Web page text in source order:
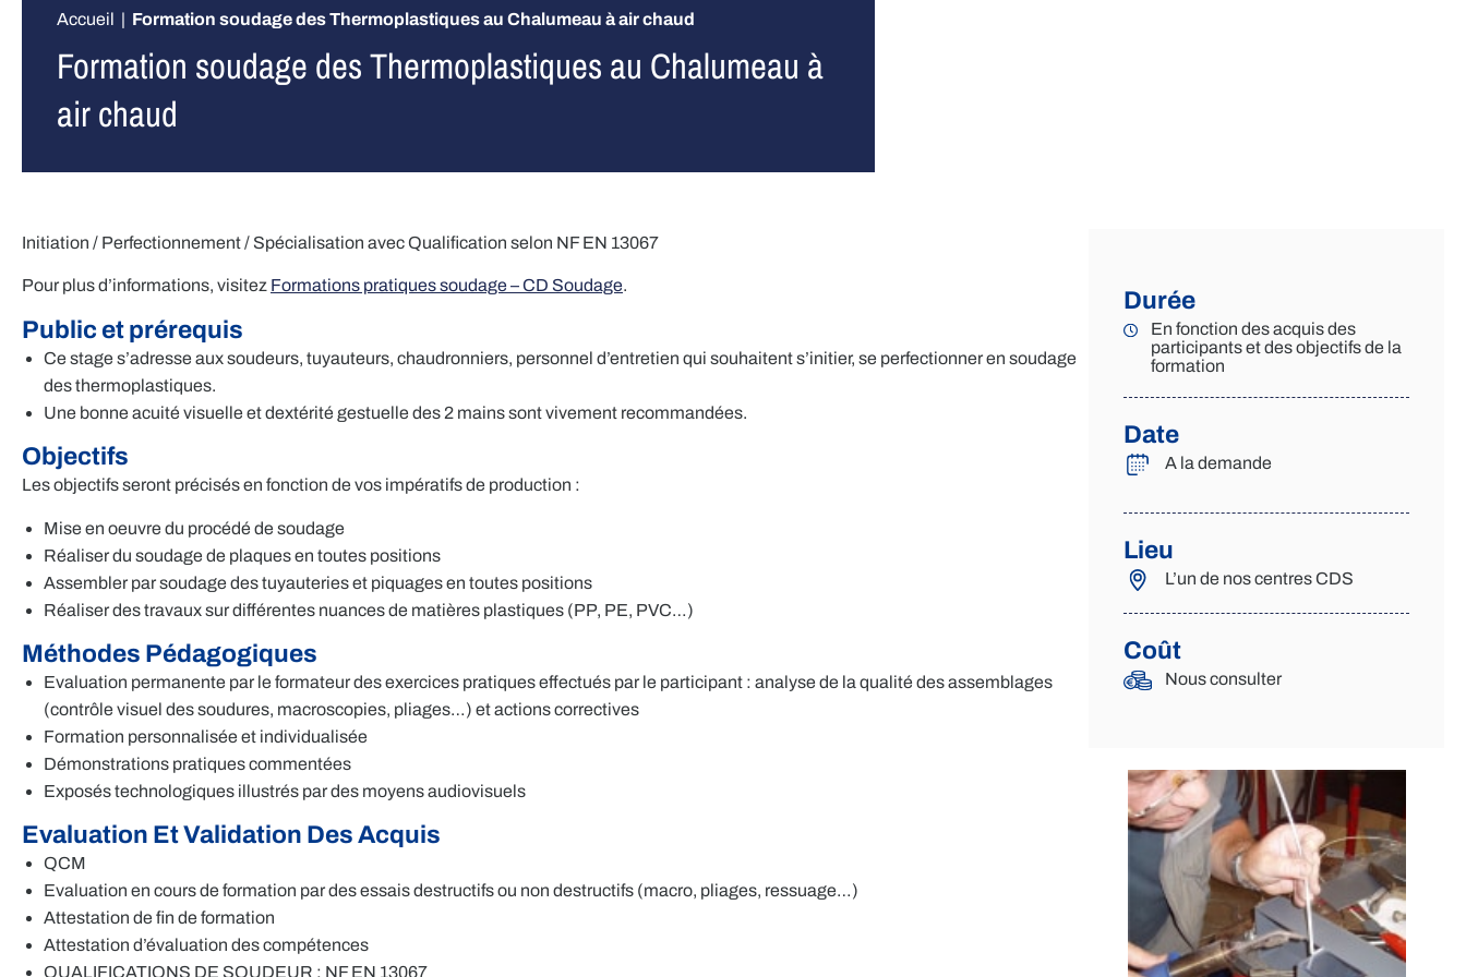
Accueil | Formation soudage des Thermoplastiques au Chalumeau à air chaud
Formation soudage des Thermoplastiques au Chalumeau à
air chaud
Initiation / Perfectionnement / Spécialisation avec Qualification selon NF EN 13067
Pour plus d’informations, visitez Formations pratiques soudage – CD Soudage.
Public et prérequis
Ce stage s’adresse aux soudeurs, tuyauteurs, chaudronniers, personnel d’entretien qui souhaitent s’initier, se perfectionner en soudage
des thermoplastiques.
Une bonne acuité visuelle et dextérité gestuelle des 2 mains sont vivement recommandées.
Objectifs
Les objectifs seront précisés en fonction de vos impératifs de production :
Mise en oeuvre du procédé de soudage
Réaliser du soudage de plaques en toutes positions
Assembler par soudage des tuyauteries et piquages en toutes positions
Réaliser des travaux sur différentes nuances de matières plastiques (PP, PE, PVC…)
Méthodes Pédagogiques
Evaluation permanente par le formateur des exercices pratiques effectués par le participant : analyse de la qualité des assemblages
(contrôle visuel des soudures, macroscopies, pliages…) et actions correctives
Formation personnalisée et individualisée
Démonstrations pratiques commentées
Exposés technologiques illustrés par des moyens audiovisuels
Evaluation Et Validation Des Acquis
QCM
Evaluation en cours de formation par des essais destructifs ou non destructifs (macro, pliages, ressuage…)
Attestation de fin de formation
Attestation d’évaluation des compétences
QUALIFICATIONS DE SOUDEUR : NF EN 13067
Durée
En fonction des acquis des
participants et des objectifs de la
formation
Date
A la demande
Lieu
L’un de nos centres CDS
Coût
Nous consulter